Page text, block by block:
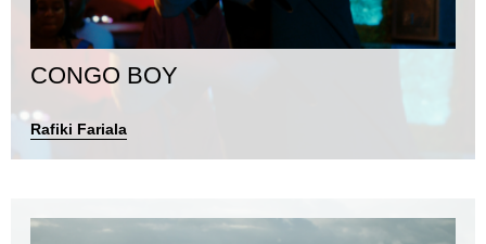
CONGO BOY
Rafiki Fariala